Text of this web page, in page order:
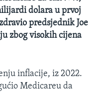
dolara u prvoj
predsjednik Joe
zbog visokih cijena
inflacije, iz 2022.
Medicareu da